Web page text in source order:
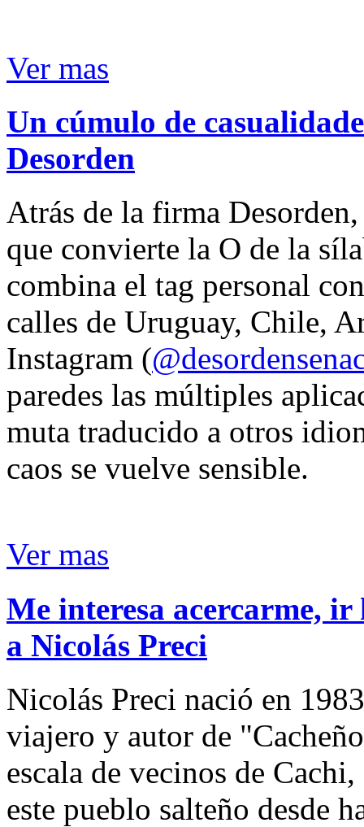
Ver mas
Un cúmulo de
Desorden
Atrás de la firma
que convierte la O de la
combina el tag personal
calles de Uruguay, Chile,
Instagram (
paredes las múltiples
muta traducido a otros
caos se vuelve sensible.
Ver mas
Me interesa acercarme,
a Nicolás Preci
Nicolás Preci nació en
viajero y autor de
escala de vecinos de
este pueblo salteño desde